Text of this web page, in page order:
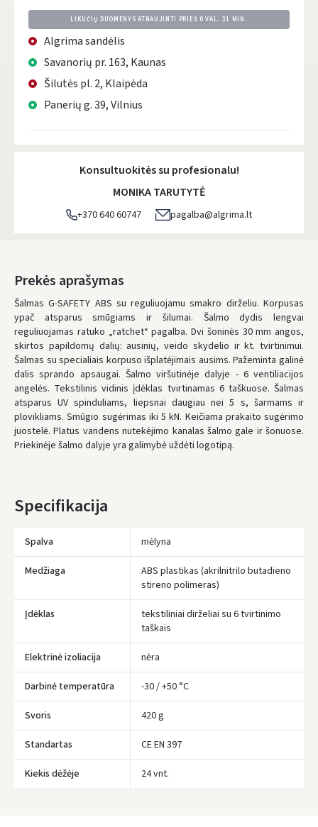
LIKUČIŲ DUOMENYS ATNAUJINTI PRIEŠ 0 VAL. 31 MIN.
Algrima sandėlis
Savanorių pr. 163, Kaunas
Šilutės pl. 2, Klaipėda
Panerių g. 39, Vilnius
Konsultuokitės su profesionalu!
MONIKA TARUTYTĖ
+370 640 60747 pagalba@algrima.lt
Prekės aprašymas
Šalmas G-SAFETY ABS su reguliuojamu smakro dirželiu. Korpusas
ypač atsparus smūgiams ir šilumai. Šalmo dydis lengvai
reguliuojamas ratuko „ratchet“ pagalba. Dvi šoninės 30mm angos,
skirtos papildomų dalių: ausinių, veido skydelio ir kt. tvirtinimui.
Šalmas su specialiais korpuso išplatėjimais ausims. Pažeminta galinė
dalis sprando apsaugai. Šalmo viršutinėje dalyje - 6 ventiliacijos
angelės. Tekstilinis vidinis įdėklas tvirtinamas 6 taškuose. Šalmas
atsparus UV spinduliams, liepsnai daugiau nei 5 s, šarmams ir
plovikliams. Smūgio sugėrimas iki 5 kN. Keičiama prakaito sugėrimo
juostelė.Platus vandens nutekėjimo kanalas šalmo gale ir šonuose.
Priekinėje šalmo dalyje yra galimybė uždėti logotipą.
Specifikacija
Spalva mėlyna
Medžiaga
ABS plastikas (akrilnitrilo butadieno
stireno polimeras)
Įdėklas
tekstiliniai dirželiai su 6 tvirtinimo
taškais
Elektrinė izoliacija nėra
Darbinė temperatūra -30 / +50 °C
Svoris 420 g
Standartas CE EN 397
Kiekis dėžėje 24 vnt.
Įvertinimas: